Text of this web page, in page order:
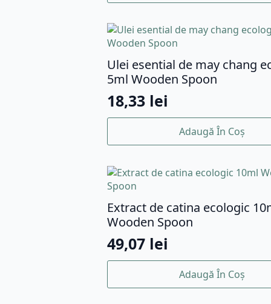
Ulei esential de may chang
5ml Wooden Spoon
18,33 lei
Adaugă În Coș
Extract de catina ecologic
Wooden Spoon
49,07 lei
Adaugă În Coș